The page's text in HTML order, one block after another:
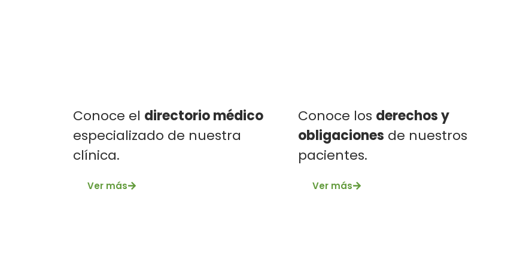
Conoce el directorio médico
especializado de nuestra
clínica.
Ver más
Conoce los derechos y
obligaciones de nuestros
pacientes.
Ver más